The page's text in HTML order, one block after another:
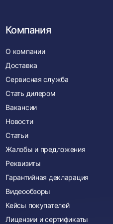
Компания
О компании
Доставка
Сервисная служба
Стать дилером
Вакансии
Новости
Статьи
Жалобы и предложения
Реквизиты
Гарантийная декларация
Видеообзоры
Кейсы покупателей
Лицензии и сертификаты